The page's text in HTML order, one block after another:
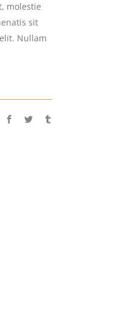
molestie
sit
Nullam